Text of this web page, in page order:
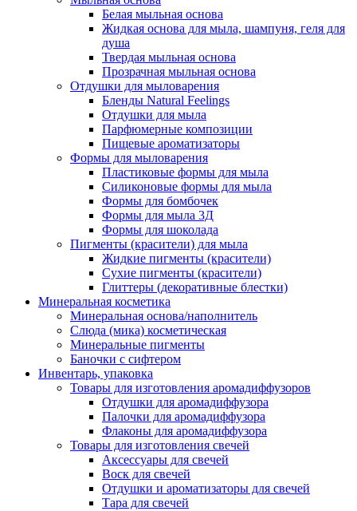
Белая мыльная основа
Жидкая основа для мыла, шампуня, геля для
душа
Твердая мыльная основа
Прозрачная мыльная основа
Отдушки для мыловарения
Бленды Natural Feelings
Отдушки для мыла
Парфюмерные композиции
Пищевые ароматизаторы
Формы для мыловарения
Пластиковые формы для мыла
Силиконовые формы для мыла
Формы для бомбочек
Формы для мыла 3Д
Формы для шоколада
Пигменты (красители) для мыла
Жидкие пигменты (красители)
Сухие пигменты (красители)
Глиттеры (декоративные блестки)
Минеральная косметика
Минеральная основа/наполнитель
Слюда (мика) косметическая
Минеральные пигменты
Баночки с сифтером
Инвентарь, упаковка
Товары для изготовления аромадиффузоров
Отдушки для аромадиффузора
Палочки для аромадиффузора
Флаконы для аромадиффузора
Товары для изготовления свечей
Аксессуары для свечей
Воск для свечей
Отдушки и ароматизаторы для свечей
Тара для свечей